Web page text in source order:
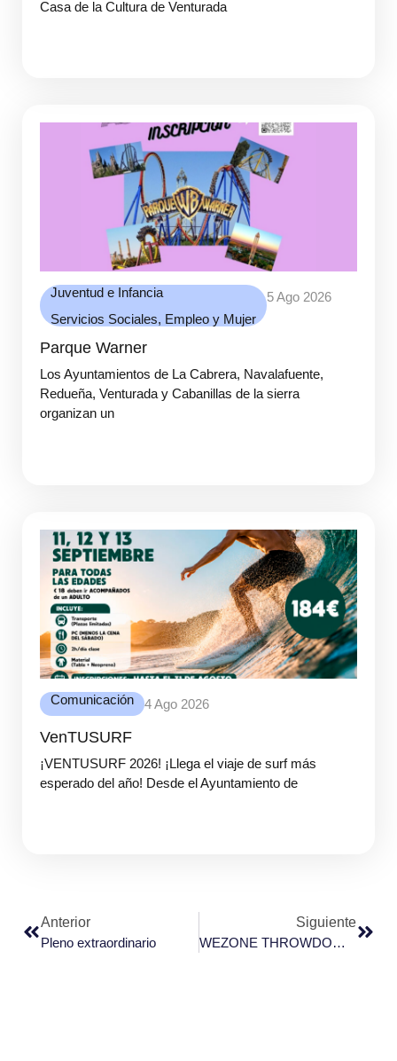
Casa de la Cultura de Venturada
Juventud e Infancia
Servicios Sociales, Empleo y Mujer
5 Ago 2026
Parque Warner
Los Ayuntamientos de La Cabrera, Navalafuente,
Redueña, Venturada y Cabanillas de la sierra
organizan un
Comunicación 4 Ago 2026
VenTUSURF
¡VENTUSURF 2026! ¡Llega el viaje de surf más
esperado del año! Desde el Ayuntamiento de
Anterior
Pleno extraordinario
Siguiente
WEZONE THROWDOWN 2025